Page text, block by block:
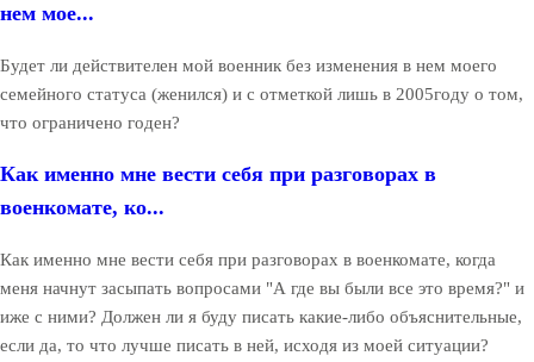
нем мое...
Будет ли действителен мой военник без изменения в нем моего
семейного статуса (женился) и с отметкой лишь в 2005году о том,
что ограничено годен?
Как именно мне вести себя при разговорах в
военкомате, ко...
Как именно мне вести себя при разговорах в военкомате, когда
меня начнут засыпать вопросами "А где вы были все это время?" и
иже с ними? Должен ли я буду писать какие-либо объяснительные,
если да, то что лучше писать в ней, исходя из моей ситуации?